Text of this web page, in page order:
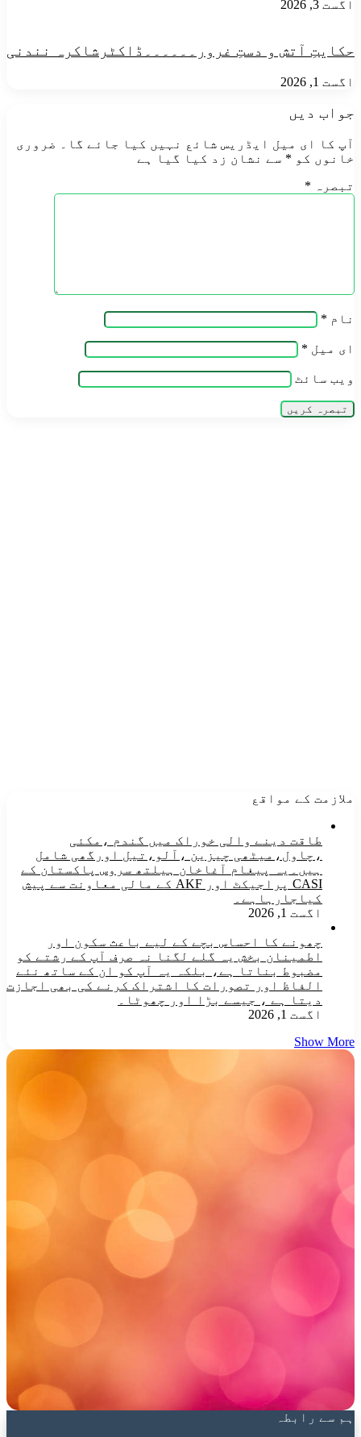
اگست 3, 2026
حکایتِ آتش و دستِ غرور۔۔۔۔۔۔ڈاکٹرشاکرہ نندنی
اگست 1, 2026
جواب دیں
آپ کا ای میل ایڈریس شائع نہیں کیا جائے گا۔
ضروری
خانوں کو * سے نشان زد کیا گیا ہے
تبصرہ *
نام *
ای میل *
ویب‌ سائٹ
ملازمت کے مواقع
طاقت دینے والی خوراک میں گندم ،مکئی
،چاول،میٹھی چیزین ،آلو،تیل اورگھی شامل
ہیں۔یہ پیغام آغاخان ہیلتھ سروس پاکستان کے
CASI پراجیکٹ اور AKF کے مالی معاونت سے پیش
کیاجارہاہے۔
اگست 1, 2026
چھونے کا احساس بچے کے لیے باعث سکون اور
اطمینان بخش یہ گلے لگنا نہ صرف آپ کے رشتے کو
مضبوط بناتا ہے، بلکہ یہ آپ کو ان کے ساتھ نئے
الفاظ اور تصورات کا اشتراک کرنے کی بھی اجازت
دیتا ہے ، جیسے بڑا اور چھوٹا۔
اگست 1, 2026
Show More
ہم سے رابطہ